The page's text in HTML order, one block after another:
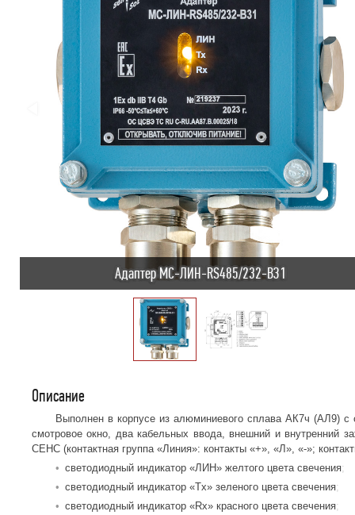
Адаптер МС-ЛИН-RS485/232-ВЗ1
Описание
Выполнен в корпусе из алюминиевого сплава АК7ч (АЛ9)
смотровое окно, два кабельных ввода, внешний и внутренний
СЕНС (контактная группа «Линия»: контакты «+», «Л», «-»;
светодиодный индикатор «ЛИН» желтого цвета свечения
светодиодный индикатор «Тx» зеленого цвета свечения
светодиодный индикатор «Rx» красного цвета свечения